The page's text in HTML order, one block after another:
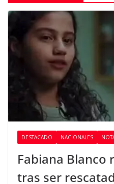
DESTACADO NACIONALES
Fabiana Blanco
tras ser